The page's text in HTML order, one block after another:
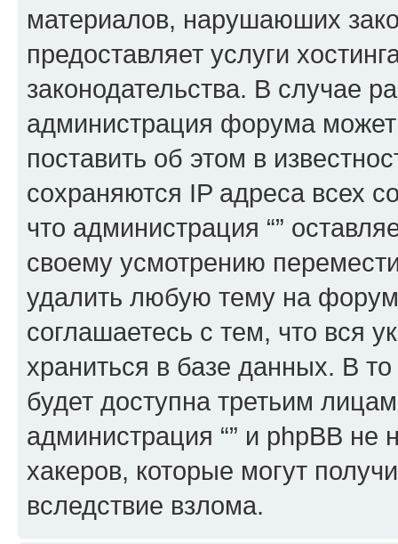
материалов, нарушаюших
предоставляет услуги
законодательства. В случае
администрация форума
поставить об этом в
сохраняются IP адреса всех
что администрация “”
своему усмотрению
удалить любую тему на
соглашаетесь с тем, что вся
храниться в базе данных. В
будет доступна третьим
администрация “” и phpBB не
хакеров, которые могут
вследствие взлома.